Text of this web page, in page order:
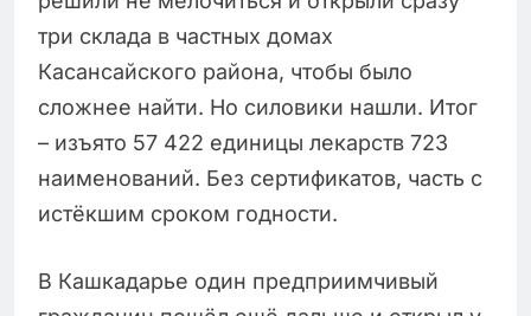
три склада в частных домах
Касансайского района, чтобы было
сложнее найти. Но силовики нашли. Итог
– изъято 57 422 единицы лекарств 723
наименований. Без сертификатов, часть с
истёкшим сроком годности.
В Кашкадарье один предприимчивый